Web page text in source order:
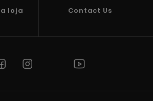
loja Contact Us